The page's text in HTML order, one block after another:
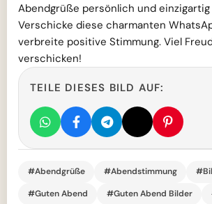
Abendgrüße persönlich und
Verschicke diese charmanten
verbreite positive Stimmung. Viel
verschicken!
TEILE DIESES BILD AUF:
#Abendgrüße #Abendstimmung
#Guten Abend
#Guten Abend Bilder